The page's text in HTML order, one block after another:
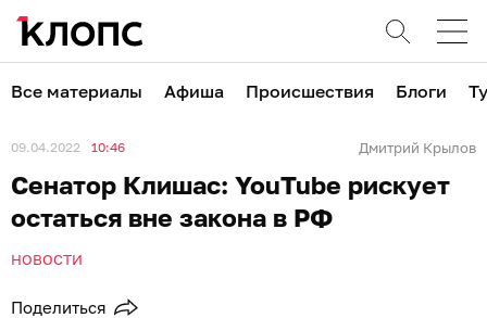
Все материалы Афиша Происшествия Блоги
09.04.2022 10:46 Дмитрий Крылов
Сенатор Клишас: YouTube рискует
остаться вне закона в РФ
НОВОСТИ
Поделиться